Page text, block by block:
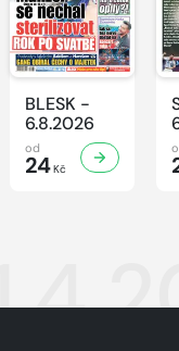
BLESK -
6.8.2026
od
24Kč